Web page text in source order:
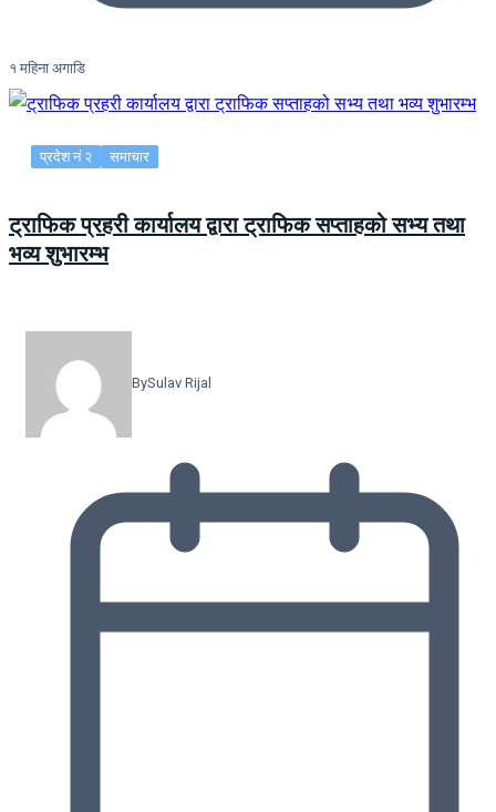
१ महिना अगाडि
प्रदेश नं २ समाचार
ट्राफिक प्रहरी कार्यालय द्वारा ट्राफिक सप्ताहको सभ्य तथा
भव्य शुभारम्भ
BySulav Rijal